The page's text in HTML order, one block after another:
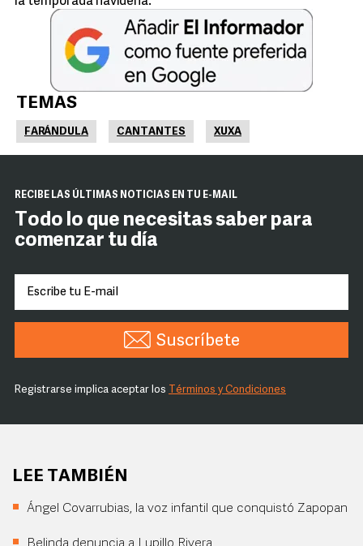
TEMAS
FARÁNDULA CANTANTES XUXA
RECIBE LAS ÚLTIMAS NOTICIAS EN TU E-MAIL
Todo lo que necesitas saber para
comenzar tu día
Suscríbete
Registrarse implica aceptar los Términos y Condiciones
LEE TAMBIÉN
Ángel Covarrubias, la voz infantil que conquistó Zapopan